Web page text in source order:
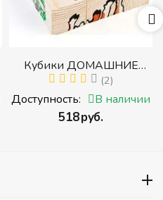
Кубики ДОМАШНИЕ
ЖИВОТНЫЕ (Томик)
(Набор кубиков
разрезных (складных))
(2)
Доступность: В наличии
‍518‍руб.